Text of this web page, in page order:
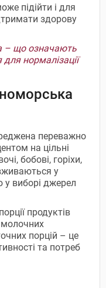
підійти і для
здорову
– що означають
для нормалізації
переважно
на цільні
бобові, горіхи,
у
у виборі джерел
продуктів
молочних
порцій – це
та потреб